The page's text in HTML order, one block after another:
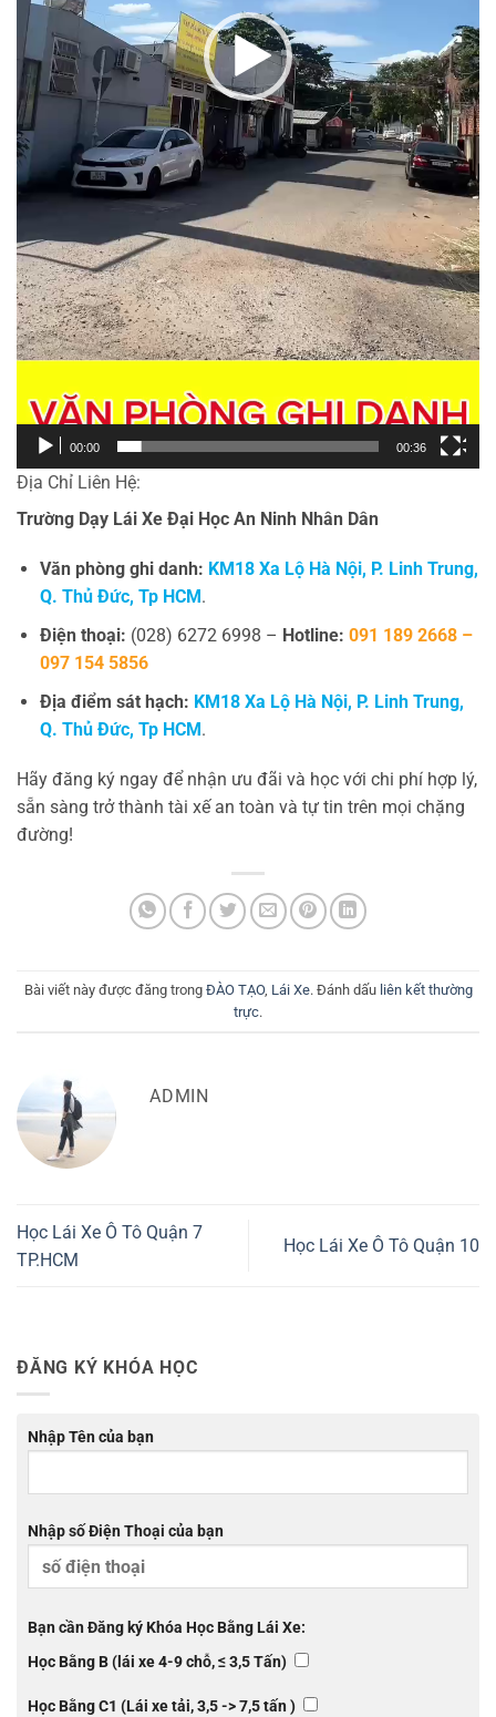
00:00 00:36
Địa Chỉ Liên Hệ:
Trường Dạy Lái Xe Đại Học An Ninh Nhân Dân
Văn phòng ghi danh: KM18 Xa Lộ Hà Nội, P. Linh Trung,
Q. Thủ Đức, Tp HCM .
Điện thoại: (028) 6272 6998 – Hotline: 091 189 2668 –
097 154 5856
Địa điểm sát hạch: KM18 Xa Lộ Hà Nội, P. Linh Trung,
Q. Thủ Đức, Tp HCM.
Hãy đăng ký ngay để nhận ưu đãi và học với chi phí hợp lý,
sẵn sàng trở thành tài xế an toàn và tự tin trên mọi chặng
đường!
Bài viết này được đăng trong ĐÀO TẠO, Lái Xe. Đánh dấu liên kết thường
trực.
ADMIN
Học Lái Xe Ô Tô Quận 7
TP.HCM
Học Lái Xe Ô Tô Quận 10
ĐĂNG KÝ KHÓA HỌC
Nhập Tên của bạn
Nhập số Điện Thoại của bạn
Bạn cần Đăng ký Khóa Học Bằng Lái Xe:
Học Bằng B (lái xe 4-9 chỗ, ≤ 3,5 Tấn)
Học Bằng C1 (Lái xe tải, 3,5 -> 7,5 tấn )